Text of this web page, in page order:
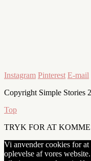
Instagram Pinterest E-mail
Copyright Simple Stories
Top
TRYK FOR AT
Vi anvender cookies for
oplevelse af vores